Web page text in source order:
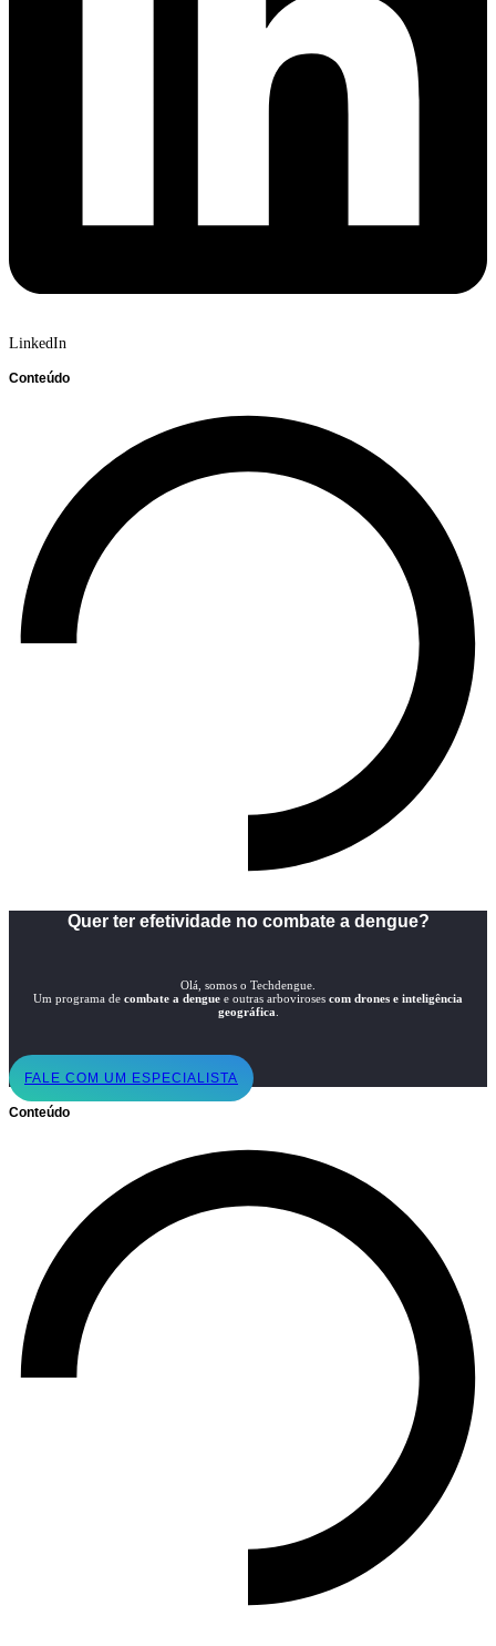
LinkedIn
Conteúdo
Quer ter efetividade no combate a dengue?
Olá, somos o Techdengue.
Um programa de combate a dengue e outras arboviroses com drones e inteligência
geográfica
FALE COM UM ESPECIALISTA
Conteúdo